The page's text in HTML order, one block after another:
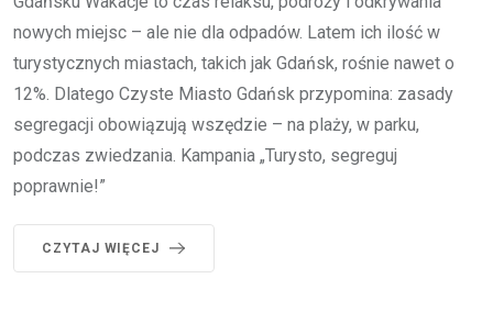
nowych miejsc – ale nie dla odpadów. Latem ich ilość w
turystycznych miastach, takich jak Gdańsk, rośnie nawet o
12%. Dlatego Czyste Miasto Gdańsk przypomina: zasady
segregacji obowiązują wszędzie – na plaży, w parku,
podczas zwiedzania. Kampania „Turysto, segreguj
poprawnie!”
CZYTAJ WIĘCEJ